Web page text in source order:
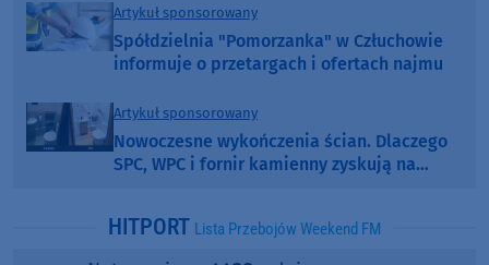
Artykuł sponsorowany
Spółdzielnia "Pomorzanka" w Człuchowie
informuje o przetargach i ofertach najmu
Artykuł sponsorowany
Nowoczesne wykończenia ścian. Dlaczego
SPC, WPC i fornir kamienny zyskują na
HITPORT Lista Przebojów Weekend FM